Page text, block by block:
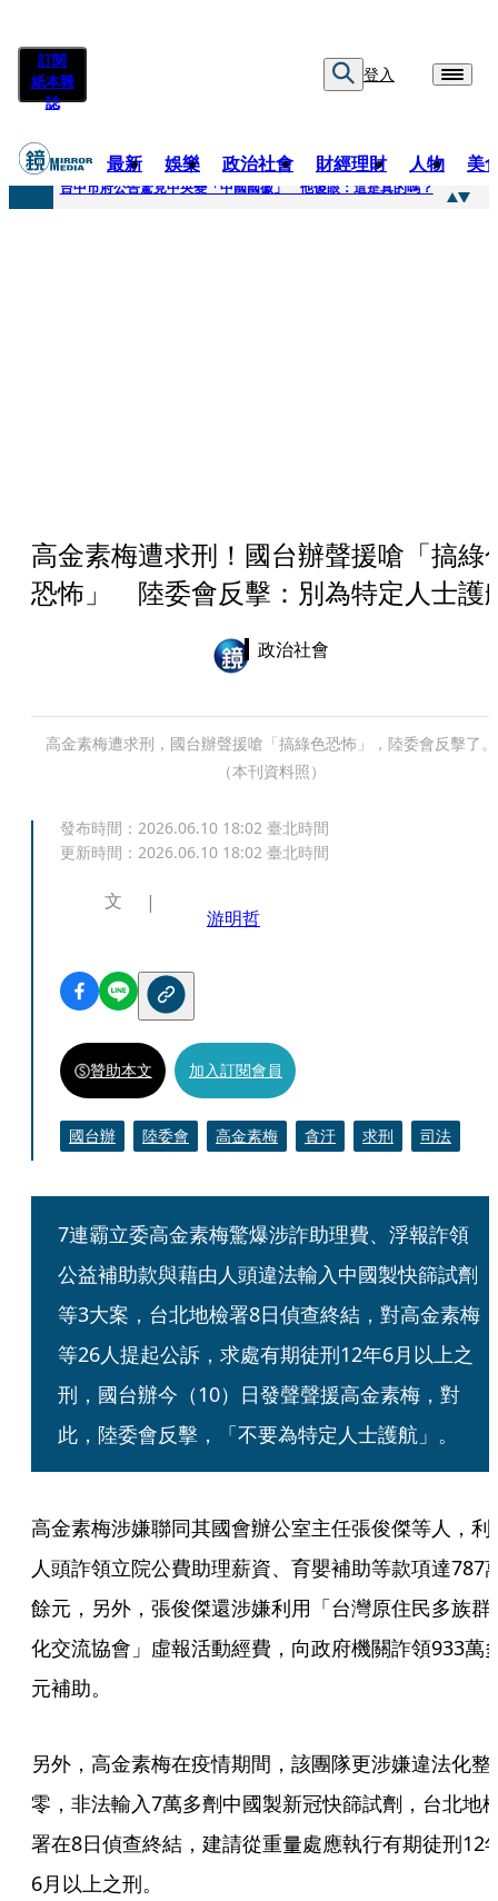
訂閱
紙本雜
誌
登入
最新 娛樂 政治社會 財經理財 人物 美
快訊
台中市府公告驚見中央變「中國國徽」 他傻眼：這是真的嗎？
高金素梅遭求刑！國台辦聲援嗆「搞綠
恐怖」 陸委會反擊：別為特定人士護
政治社會
高金素梅遭求刑，國台辦聲援嗆「搞綠色恐怖」，陸委會反擊了。
（本刊資料照）
發布時間： 2026.06.10 18:02 臺北時間
更新時間： 2026.06.10 18:02 臺北時間
文
游明哲
贊助本文 加入訂閱會員
國台辦 陸委會 高金素梅 貪汙 求刑 司法
7連霸立委高金素梅驚爆涉詐助理費、浮報詐領
公益補助款與藉由人頭違法輸入中國製快篩試劑
等3大案，台北地檢署8日偵查終結，對高金素梅
等26人提起公訴，求處有期徒刑12年6月以上之
刑，國台辦今（10）日發聲聲援高金素梅，對
此，陸委會反擊，「不要為特定人士護航」。
高金素梅涉嫌聯同其國會辦公室主任張俊傑等人，利
人頭詐領立院公費助理薪資、育嬰補助等款項達787
餘元，另外，張俊傑還涉嫌利用「台灣原住民多族群
化交流協會」虛報活動經費，向政府機關詐領933萬
元補助。
另外，高金素梅在疫情期間，該團隊更涉嫌違法化整
零，非法輸入7萬多劑中國製新冠快篩試劑，台北地
署在8日偵查終結，建請從重量處應執行有期徒刑12
6月以上之刑。